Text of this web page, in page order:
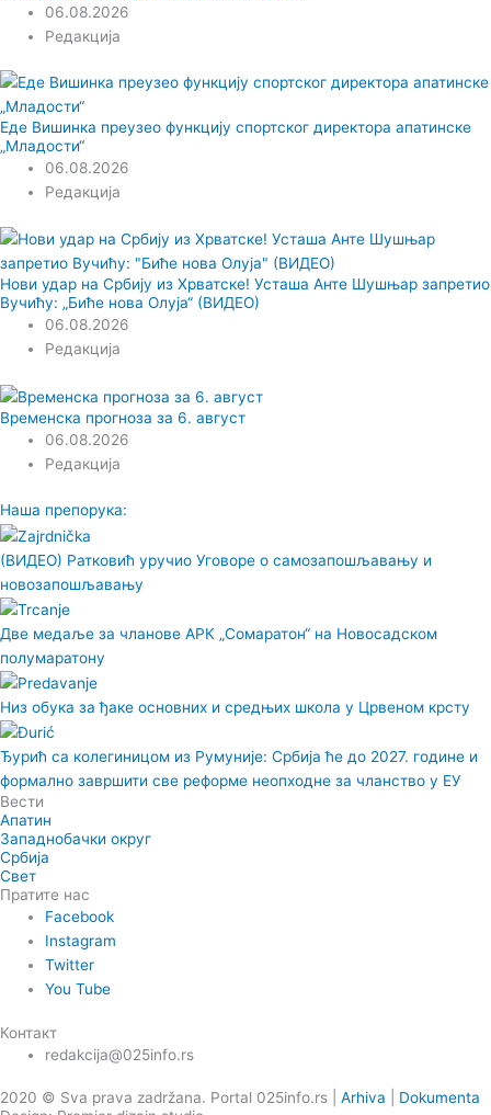
06.08.2026
Редакција
Еде Вишинка преузео функцију спортског директора апатинске
„Младости“
06.08.2026
Редакција
Нови удар на Србију из Хрватске! Усташа Анте Шушњар запретио
Вучићу: „Биће нова Олуја“ (ВИДЕО)
06.08.2026
Редакција
Временска прогноза за 6. август
06.08.2026
Редакција
Наша препорука:
(ВИДЕО) Ратковић уручио Уговоре о самозапошљавању и
новозапошљавању
Две медаље за чланове АРК „Сомаратон“ на Новосадском
полумаратону
Низ обука за ђаке основних и средњих школа у Црвеном крсту
Ђурић са колегиницом из Румуније: Србија ће до 2027. године и
формално завршити све реформе неопходне за чланство у ЕУ
Вести
Апатин
Западнобачки округ
Србија
Свет
Пратите нас
Facebook
Instagram
Twitter
You Tube
Контакт
redakcija@025info.rs
2020 © Sva prava zadržana. Portal 025info.rs | Arhiva
Dokumenta